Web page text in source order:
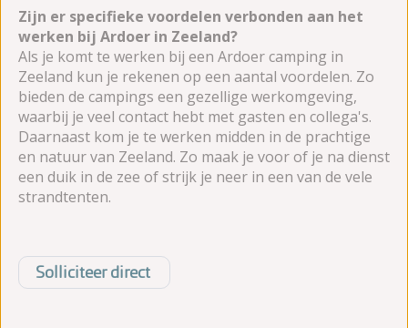
Zijn er specifieke voordelen verbonden aan het
werken bij Ardoer in Zeeland?
Als je komt te werken bij een Ardoer camping in
Zeeland kun je rekenen op een aantal voordelen. Zo
bieden de campings een gezellige werkomgeving,
waarbij je veel contact hebt met gasten en collega's.
Daarnaast kom je te werken midden in de prachtige
en natuur van Zeeland. Zo maak je voor of je na dienst
een duik in de zee of strijk je neer in een van de vele
strandtenten.
Solliciteer direct